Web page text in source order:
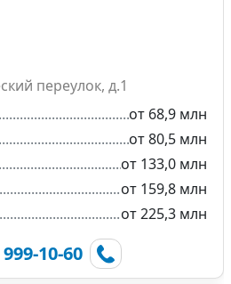
переулок, д.1
от 68,9 млн
от 80,5 млн
от 133,0 млн
от 159,8 млн
от 225,3 млн
10-60